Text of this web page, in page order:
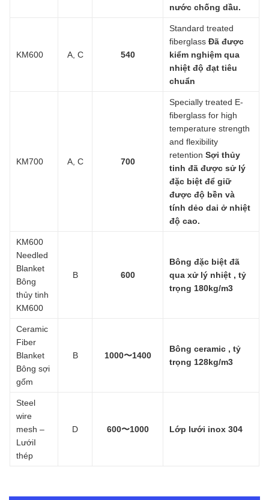
nước chống dầu.
KM600 A, C 540
Standard treated
fiberglass Đã được
kiểm nghiệm qua
nhiệt độ đạt tiêu
chuẩn
KM700 A, C 700
Specially treated E-
fiberglass for high
temperature strength
and flexibility
retention Sợi thủy
tinh đã được sử lý
đặc biệt để giữ
được độ bền và
tính dẻo dai ở nhiệt
độ cao.
KM600
Needled
Blanket
Bông
thủy tinh
KM600
B 600
Bông đặc biệt đã
qua xử lý nhiệt , tỷ
trọng 180kg/m3
Ceramic
Fiber
Blanket
Bông sợi
gốm
B 1000〜1400
Bông ceramic , tỷ
trọng 128kg/m3
Steel
wire
mesh –
LướiI
thép
D 600〜1000 Lớp lưới inox 304